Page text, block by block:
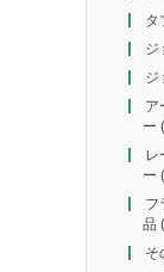
タ
ジ
ジ
ア
ー
レ
ー
フ
品
そ